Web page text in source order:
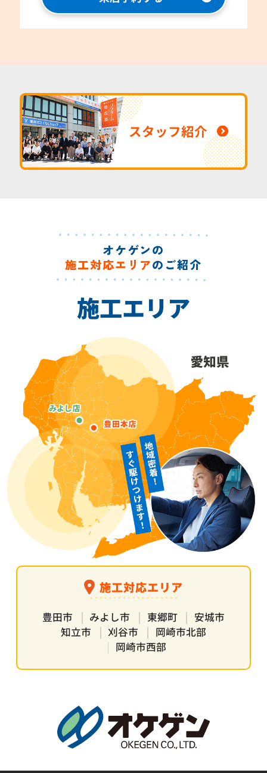
スタッフ紹介
オケゲンの
施工対応エリアのご紹介
施工エリア
施工対応エリア
豊田市 みよし市 東郷町
安城市
知立市
刈谷市
岡崎市北部
岡崎市西部